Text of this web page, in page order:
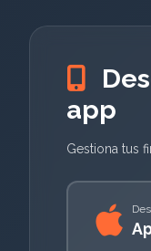
app
Gestiona tus